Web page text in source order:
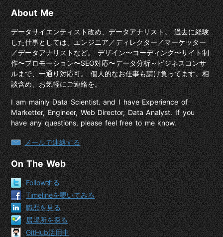
About Me
データサイエンティスト改め、データアナリスト。 過去に経験
した仕事としては、エンジニア／ディレクター／マーケッター
／データアナリストなど。 デザイン〜コーディング〜サイト制
作〜プロモーション〜SEO対応〜データ分析～ビジネスコンサ
ルまで、一通り対応可。 個人的なお仕事も請け負ってます。相
談含め、お気軽にご連絡を。
I am mainly Data Scientist. and I have Experience of
Marketter, Engineer, Web Director, Data Analyst. If you
have any questions, please feel free to me know.
メールで連絡する
On The Web
Followする
Timelineを覗いてみる
職歴を見る
居場所を探る
GitHub活用中